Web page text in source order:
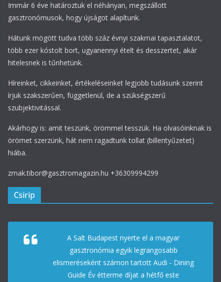
Immár 6 éve határoztuk el néhányan, megszállott
gasztronómusok, hogy újságot alapítunk.
Hátunk mögött tudva több száz évnyi szakmai tapasztalatot,
több ezer kóstolt bort, ugyanennyi ételt és desszertet, akár
hitelesnek is tűnhetünk.
Híreinket, cikkeinket, értékeléseinket legjobb tudásunk szerint
írjuk szakszerűen, függetlenül, de a szükségszerű
szubjektivitással.
Akárhogy is: amit teszünk, örömmel tesszük. Ha olvasóinknak is
örömet szerzünk, hát nem ragadtunk tollat (billentyűzetet)
hiába.
zmak.tibor@gasztromagazin.hu +36309994299
Csirip
A Salt Budapest nyerte el a magyar
gasztronómia egyik legrangosabb
elismeréseként számon tartott Audi - Dining
Guide Év étterme díjat a hétfő este